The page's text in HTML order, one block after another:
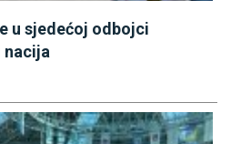
u sjedećoj odbojci
nacija